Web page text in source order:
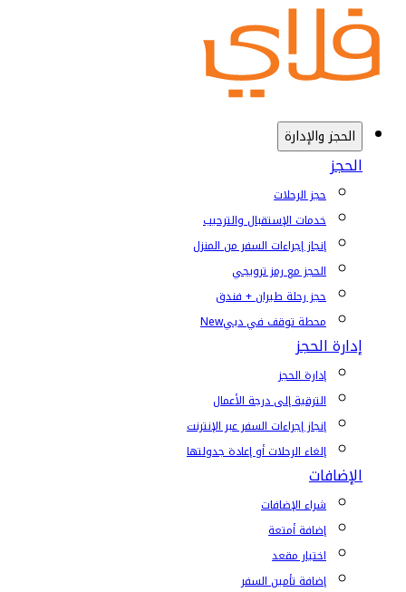
الحجز والإدارة
الحجز
حجز الرحلات
خدمات الإستقبال والترحيب
إنجاز إجراءات السفر من المنزل
الحجز مع رمز ترويجي
حجز رحلة طيران + فندق
محطة توقف في دبيNew
إدارة الحجز
إدارة الحجز
الترقية إلى درجة الأعمال
إنجاز إجراءات السفر عبر الإنترنت
إلغاء الرحلات أو إعادة جدولتها
الإضافات
شراء الإضافات
إضافة أمتعة
اختيار مقعد
إضافة تأمين السفر